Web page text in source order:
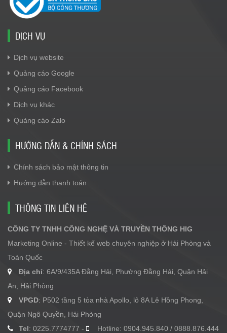
DỊCH VỤ
Dịch vụ website
Quảng cáo Google
Quảng cáo Facebook
Dịch vụ khác
Quảng cáo Zalo
HƯỚNG DẪN & CHÍNH SÁCH
Chính sách bảo mật thông tin
Hướng dẫn thanh toán
THÔNG TIN LIÊN HỆ
CÔNG TY TNHH CÔNG NGHỆ VÀ TRUYỀN THÔNG HIG
Marketing Online - Thiết kế web chuyên nghiệp ở Hải Phòng và
Toàn Quốc
Địa chỉ: 6A/9/435A Đằng Hải, Phường Đằng Hải, Quận Hải
An, Hải Phòng
VPGD: P502 tầng 5 tòa nhà Apollo, lô 8A Lê Hồng Phong,
Quận Ngô Quyền, Hải Phòng
Tel: 0225.7774777 -
Hotline: 0904.945.840 / 0888.876.444